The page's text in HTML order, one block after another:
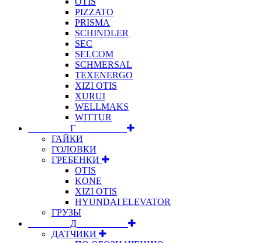
PIZZATO
PRISMA
SCHINDLER
SEC
SELCOM
SCHMERSAL
TEXENERGO
XIZI OTIS
XURUI
WELLMAKS
WITTUR
⠀⠀⠀⠀⠀⠀Г⠀⠀⠀⠀⠀⠀⠀
ГАЙКИ
ГОЛОВКИ
ГРЕБЕНКИ
OTIS
KONE
XIZI OTIS
HYUNDAI ELEVATOR
ГРУЗЫ
⠀⠀⠀⠀⠀⠀Д⠀⠀⠀⠀⠀⠀⠀
ДАТЧИКИ